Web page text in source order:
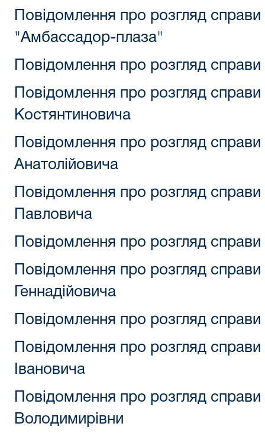
Повідомлення про розгляд
"Амбассадор-плаза"
Повідомлення про розгляд
Повідомлення про розгляд
Костянтиновича
Повідомлення про розгляд
Анатолійовича
Повідомлення про розгляд
Павловича
Повідомлення про розгляд
Повідомлення про розгляд
Геннадійовича
Повідомлення про розгляд
Повідомлення про розгляд
Івановича
Повідомлення про розгляд справи
Володимирівни